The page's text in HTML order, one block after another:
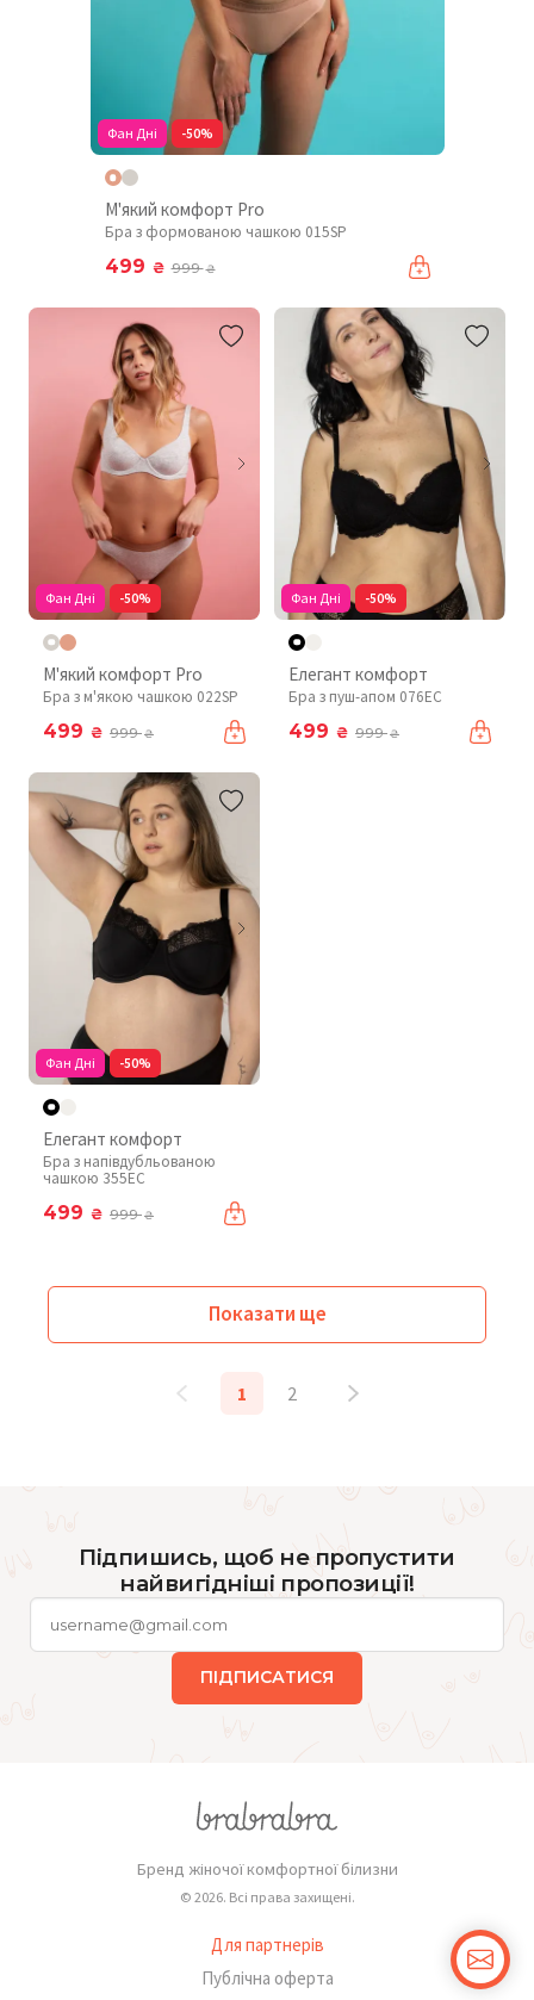
Фан Дні -50%
М'який комфорт Pro
Бра з формованою чашкою 015SP
499 ₴ 999₴
Фан Дні -50%
М'який комфорт Pro
Бра з м'якою чашкою 022SP
499 ₴ 999₴
Фан Дні -50%
Елегант комфорт
Бра з пуш-апом 076EC
499 ₴ 999₴
Фан Дні -50%
Елегант комфорт
Бра з напівдубльованою
чашкою 355EC
499 ₴ 999₴
Показати ще
1 2
Підпишись, щоб не пропустити
найвигідніші пропозиції!
ПІДПИСАТИСЯ
Бренд жіночої комфортної білизни
© 2026. Всі права захищені.
Для партнерів
Публічна оферта